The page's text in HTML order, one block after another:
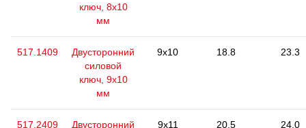
ключ, 8x10
мм
517.1409
Двусторонний
силовой
ключ, 9x10
мм
9x10 18.8 23.3
517.2409 Двусторонний 9x11 20.5 24.0